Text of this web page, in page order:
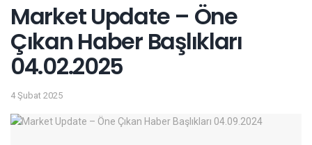
Market Update – Öne
Çıkan Haber Başlıkları
04.02.2025
4 Şubat 2025